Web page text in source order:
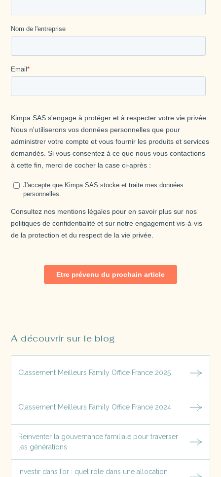
A découvrir sur le blog
Classement Meilleurs Family Office France 2025
Classement Meilleurs Family Office France 2024
Réinventer la gouvernance familiale pour traverser
les générations
Investir dans l’or : quel rôle dans une allocation